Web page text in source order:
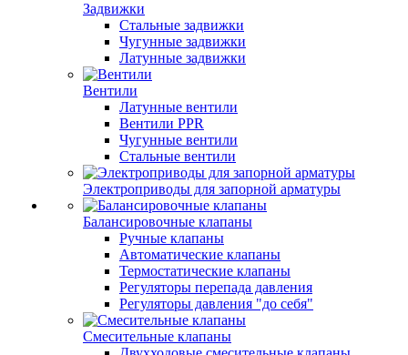
Задвижки
Стальные задвижки
Чугунные задвижки
Латунные задвижки
Вентили
Латунные вентили
Вентили PPR
Чугунные вентили
Стальные вентили
Электроприводы для запорной арматуры
Балансировочные клапаны
Ручные клапаны
Автоматические клапаны
Термостатические клапаны
Регуляторы перепада давления
Регуляторы давления "до себя"
Смесительные клапаны